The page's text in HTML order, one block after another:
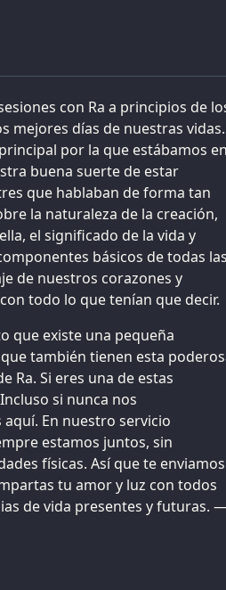
con Ra a principios de
mejores días de nuestras vidas.
por la que estábamos en
buena suerte de estar
que hablaban de forma tan
la naturaleza de la creación,
el significado de la vida y
básicos de todas las
de nuestros corazones y
todo lo que tenían que decir.
que existe una pequeña
también tienen esta
Ra. Si eres una de estas
si nunca nos
En nuestro servicio
estamos juntos, sin
físicas. Así que te enviamos
tu amor y luz con todos
de vida presentes y futuras.